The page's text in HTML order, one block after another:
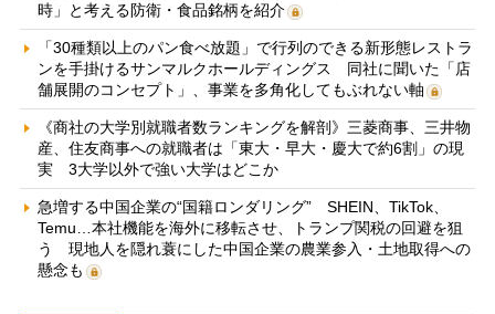
時」と考える防衛・食品銘柄を紹介
「30種類以上のパン食べ放題」で行列のできる新形態レストラ
ンを手掛けるサンマルクホールディングス 同社に聞いた「店
舗展開のコンセプト」、事業を多角化してもぶれない軸
《商社の大学別就職者数ランキングを解剖》三菱商事、三井物
産、住友商事への就職者は「東大・早大・慶大で約6割」の現
実 3大学以外で強い大学はどこか
急増する中国企業の“国籍ロンダリング” SHEIN、TikTok、
Temu…本社機能を海外に移転させ、トランプ関税の回避を狙
う 現地人を隠れ蓑にした中国企業の農業参入・土地取得への
懸念も